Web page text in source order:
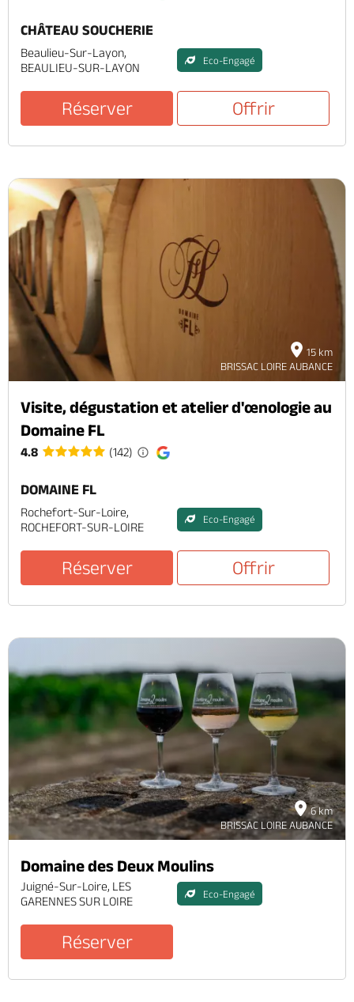
CHÂTEAU SOUCHERIE
Beaulieu-Sur-Layon,
BEAULIEU-SUR-LAYON
Eco-Engagé
Réserver Offrir
15 km
BRISSAC LOIRE AUBANCE
Visite, dégustation et atelier d'œnologie au
Domaine FL
4.8 (142)
DOMAINE FL
Rochefort-Sur-Loire,
ROCHEFORT-SUR-LOIRE
Eco-Engagé
Réserver Offrir
6 km
BRISSAC LOIRE AUBANCE
Domaine des Deux Moulins
Juigné-Sur-Loire, LES
GARENNES SUR LOIRE
Eco-Engagé
Réserver